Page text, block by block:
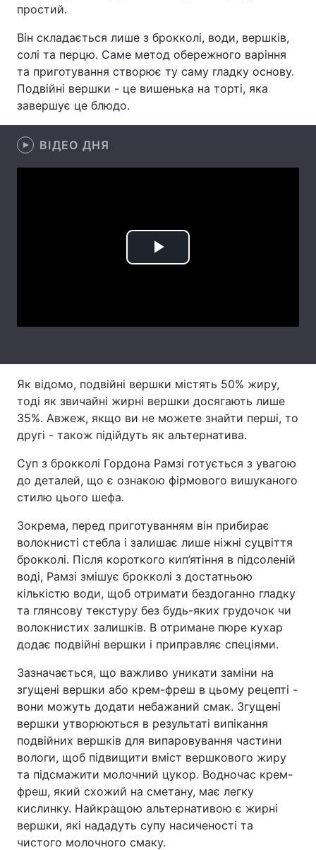
Цікавинки Погода
Екологія Регіони
Лонгріди
Відео з Youtube
Тема оформлення
простий.
Він складається лише з брокколі, води, вершків,
солі та перцю. Саме метод обережного варіння
та приготування створює ту саму гладку основу.
Подвійні вершки - це вишенька на торті, яка
завершує це блюдо.
ВІДЕО ДНЯ
Play
Як відомо, подвійні вершки містять 50% жиру,
тоді як звичайні жирні вершки досягають лише
35%. Авжеж, якщо ви не можете знайти перші, то
другі - також підійдуть як альтернатива.
Суп з брокколі Гордона Рамзі готується з увагою
до деталей, що є ознакою фірмового вишуканого
стилю цього шефа.
Зокрема, перед приготуванням він прибирає
волокнисті стебла і залишає лише ніжні суцвіття
брокколі. Після короткого кип’ятіння в підсоленій
воді, Рамзі змішує брокколі з достатньою
кількістю води, щоб отримати бездоганно гладку
та глянсову текстуру без будь-яких грудочок чи
волокнистих залишків. В отримане пюре кухар
додає подвійні вершки і приправляє спеціями.
Зазначається, що важливо уникати заміни на
згущені вершки або крем-фреш в цьому рецепті -
вони можуть додати небажаний смак. Згущені
вершки утворюються в результаті випікання
подвійних вершків для випаровування частини
вологи, щоб підвищити вміст вершкового жиру
та підсмажити молочний цукор. Водночас крем-
фреш, який схожий на сметану, має легку
кислинку. Найкращою альтернативою є жирні
вершки, які нададуть супу насиченості та
чистого молочного смаку.